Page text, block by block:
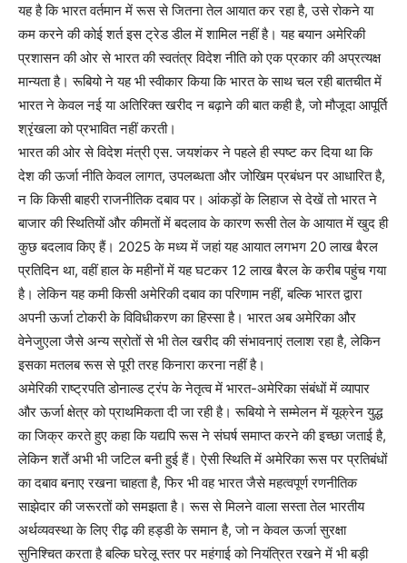
यह है कि भारत वर्तमान में रूस से जितना तेल आयात कर रहा है, उसे रोकने या
कम करने की कोई शर्त इस ट्रेड डील में शामिल नहीं है। यह बयान अमेरिकी
प्रशासन की ओर से भारत की स्वतंत्र विदेश नीति को एक प्रकार की अप्रत्यक्ष
मान्यता है। रूबियो ने यह भी स्वीकार किया कि भारत के साथ चल रही बातचीत में
भारत ने केवल नई या अतिरिक्त खरीद न बढ़ाने की बात कही है, जो मौजूदा आपूर्ति
श्रृंखला को प्रभावित नहीं करती।
भारत की ओर से विदेश मंत्री एस. जयशंकर ने पहले ही स्पष्ट कर दिया था कि
देश की ऊर्जा नीति केवल लागत, उपलब्धता और जोखिम प्रबंधन पर आधारित है,
न कि किसी बाहरी राजनीतिक दबाव पर। आंकड़ों के लिहाज से देखें तो भारत ने
बाजार की स्थितियों और कीमतों में बदलाव के कारण रूसी तेल के आयात में खुद ही
कुछ बदलाव किए हैं। 2025 के मध्य में जहां यह आयात लगभग 20 लाख बैरल
प्रतिदिन था, वहीं हाल के महीनों में यह घटकर 12 लाख बैरल के करीब पहुंच गया
है। लेकिन यह कमी किसी अमेरिकी दबाव का परिणाम नहीं, बल्कि भारत द्वारा
अपनी ऊर्जा टोकरी के विविधीकरण का हिस्सा है। भारत अब अमेरिका और
वेनेजुएला जैसे अन्य स्रोतों से भी तेल खरीद की संभावनाएं तलाश रहा है, लेकिन
इसका मतलब रूस से पूरी तरह किनारा करना नहीं है।
अमेरिकी राष्ट्रपति डोनाल्ड ट्रंप के नेतृत्व में भारत-अमेरिका संबंधों में व्यापार
और ऊर्जा क्षेत्र को प्राथमिकता दी जा रही है। रूबियो ने सम्मेलन में यूक्रेन युद्ध
का जिक्र करते हुए कहा कि यद्यपि रूस ने संघर्ष समाप्त करने की इच्छा जताई है,
लेकिन शर्तें अभी भी जटिल बनी हुई हैं। ऐसी स्थिति में अमेरिका रूस पर प्रतिबंधों
का दबाव बनाए रखना चाहता है, फिर भी वह भारत जैसे महत्वपूर्ण रणनीतिक
साझेदार की जरूरतों को समझता है। रूस से मिलने वाला सस्ता तेल भारतीय
अर्थव्यवस्था के लिए रीढ़ की हड्डी के समान है, जो न केवल ऊर्जा सुरक्षा
सुनिश्चित करता है बल्कि घरेलू स्तर पर महंगाई को नियंत्रित रखने में भी बड़ी